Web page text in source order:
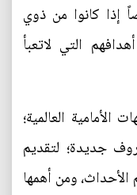
إذا كانوا من ذوي
التي لاتعبأ
العالمية؛
جديدة؛ لتقديم
ومن أهمها